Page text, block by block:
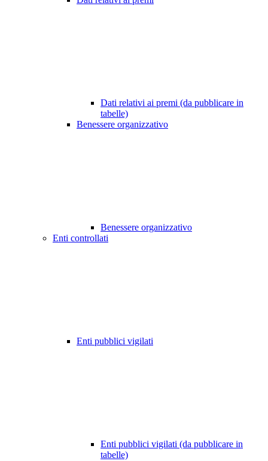
Dati relativi ai premi (da pubblicare in
tabelle)
Benessere organizzativo
Benessere organizzativo
Enti controllati
Enti pubblici vigilati
Enti pubblici vigilati (da pubblicare in
tabelle)